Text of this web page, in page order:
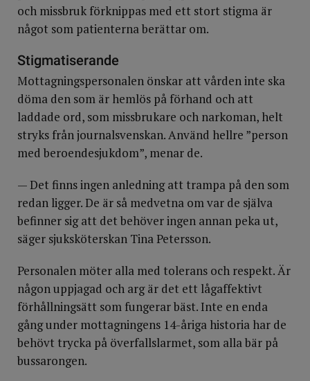
och missbruk förknippas med ett stort stigma är
något som patienterna berättar om.
Stigmatiserande
Mottagningspersonalen önskar att vården inte ska
döma den som är hemlös på förhand och att
laddade ord, som missbrukare och narkoman, helt
stryks från journalsvenskan. Använd hellre ”person
med beroendesjukdom”, menar de.
— Det finns ingen anledning att trampa på den som
redan ligger. De är så medvetna om var de själva
befinner sig att det behöver ingen annan peka ut,
säger sjuksköterskan Tina Petersson.
Personalen möter alla med tolerans och respekt. Är
någon uppjagad och arg är det ett lågaffektivt
förhållningsätt som fungerar bäst. Inte en enda
gång under mottagningens 14-åriga historia har de
behövt trycka på överfallslarmet, som alla bär på
bussarongen.